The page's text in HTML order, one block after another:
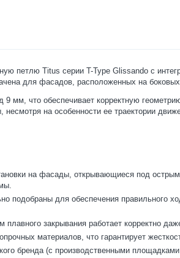
петлю Titus серии T-Type Glissando с
для фасадов, расположенных на
мм, что обеспечивает корректную
на особенности ее траектории
на фасады, открывающиеся под
подобраны для обеспечения правильного
закрывания работает корректно
материалов, что гарантирует
бренда (с производственными